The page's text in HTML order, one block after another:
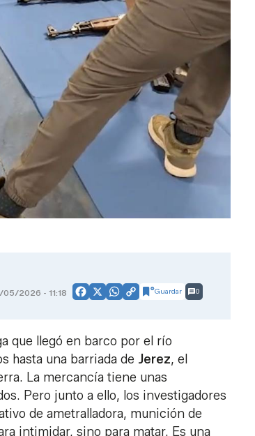
2026 - 11:18 Facebook
X WhatsApp
CopyGuardar 0
que llegó en barco por el río
hasta una barriada de Jerez, el
La mercancía tiene unas
Pero junto a ello, los investigadores
de ametralladora, munición de
intimidar, sino para matar. Es una